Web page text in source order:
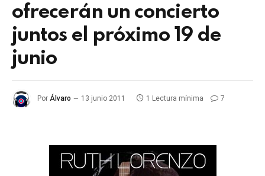
ofrecerán un concierto
juntos el próximo 19 de
junio
Por Álvaro 13 junio 2011 1 Lectura mínima 7